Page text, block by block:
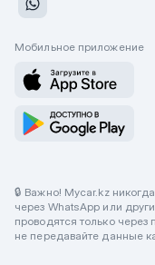
Мобильное приложение
🔒 Важно! Mycar.kz
через WhatsApp или
проводятся только
не передавайте данные